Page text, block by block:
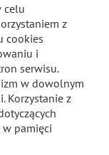
celu
z
cookies
i
serwisu.
w dowolnym
Korzystanie z
w pamięci